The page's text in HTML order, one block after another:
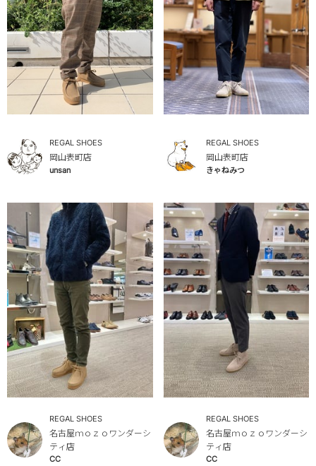
REGAL SHOES
岡山表町店
unsan
REGAL SHOES
岡山表町店
きゃねみつ
REGAL SHOES
名古屋ｍｏｚｏワンダーシ
ティ店
CC
REGAL SHOES
名古屋ｍｏｚｏワンダーシ
ティ店
CC